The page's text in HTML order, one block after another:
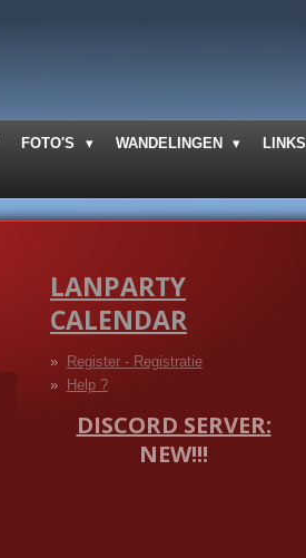
FOTO'S WANDELINGEN
LINKS
LANPARTY
CALENDAR
Register - Registratie
Help ?
DISCORD SERVER:
NEW!!!